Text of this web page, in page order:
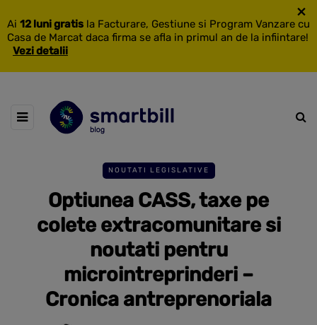
Ai 12 luni gratis la Facturare, Gestiune si Program Vanzare cu
Casa de Marcat daca firma se afla in primul an de la infiintare!
Vezi detalii
×
NOUTATI LEGISLATIVE
Optiunea CASS, taxe pe
colete extracomunitare si
noutati pentru
microintreprinderi –
Cronica antreprenoriala